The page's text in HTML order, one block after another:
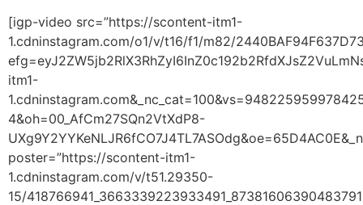
[igp-video src=”https://scontent-itm1-
1.cdninstagram.com/o1/v/t16/f1/m82/
itm1-
4&oh=00_AfCm27SQn2VtXdP8-
poster=”https://scontent-itm1-
1.cdninstagram.com/v/t51.29350-
15/